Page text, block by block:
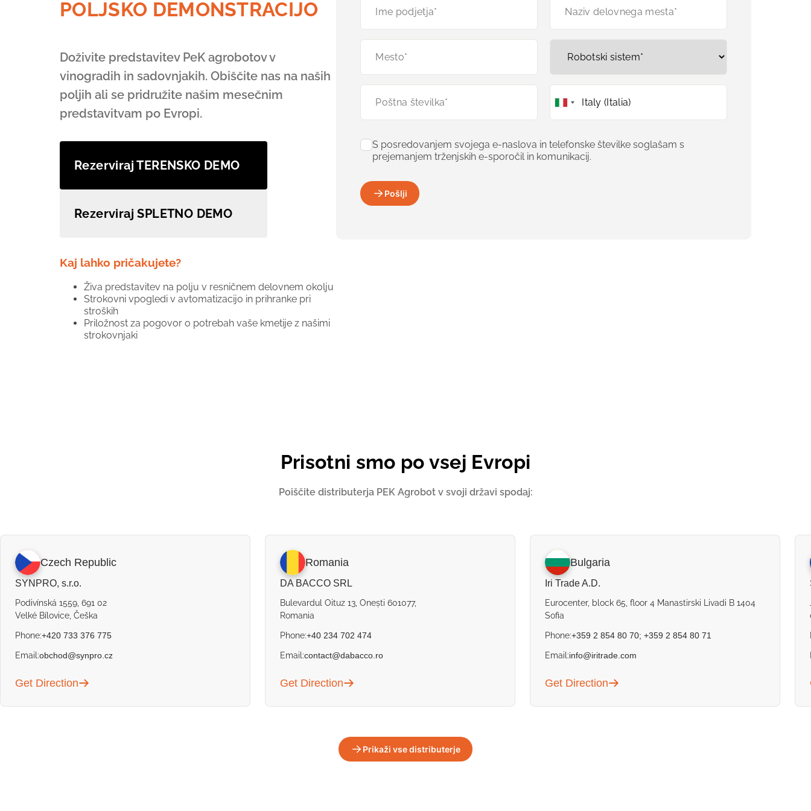
POLJSKO DEMONSTRACIJO
Doživite predstavitev PeK agrobotov v
vinogradih in sadovnjakih. Obiščite nas na naših
poljih ali se pridružite našim mesečnim
predstavitvam po Evropi.
Rezerviraj TERENSKO DEMO
Rezerviraj SPLETNO DEMO
Kaj lahko pričakujete?
Živa predstavitev na polju v resničnem delovnem okolju
Strokovni vpogledi v avtomatizacijo in prihranke pri
stroških
Priložnost za pogovor o potrebah vaše kmetije z našimi
strokovnjaki
S posredovanjem svojega e-naslova in telefonske številke soglašam s
prejemanjem trženjskih e-sporočil in komunikacij.
Pošlji
Prisotni smo po vsej Evropi
Poiščite distributerja PEK Agrobot v svoji državi spodaj:
Czech Republic
SYNPRO, s.r.o.
Podivínská 1559, 691 02
Velké Bílovice, Češka
Phone:+420 733 376 775
Email:obchod@synpro.cz
Get Direction
Romania
DA BACCO SRL
Bulevardul Oituz 13, Onești 601077,
Romania
Phone:+40 234 702 474
Email:contact@dabacco.ro
Get Direction
Bulgaria
Iri Trade A.D.
Eurocenter, block 65, floor 4 Manastirski Livadi B 1404
Sofia
Phone:+359 2 854 80 70; +359 2 854 80 71
Email:info@iritrade.com
Get Direction
Prikaži vse distributerje